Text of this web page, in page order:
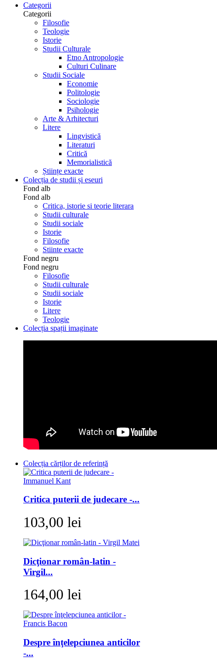
Categorii
Categorii
Filosofie
Teologie
Istorie
Studii Culturale
Etno Antropologie
Culturi Culinare
Studii Sociale
Economie
Politologie
Sociologie
Psihologie
Arte & Arhitecturi
Litere
Lingvistică
Literaturi
Critică
Memorialistică
Științe exacte
Colecția de studii și eseuri
Fond alb
Fond alb
Critica, istorie si teorie literara
Studii culturale
Studii sociale
Istorie
Filosofie
Stiinte exacte
Fond negru
Fond negru
Filosofie
Studii culturale
Studii sociale
Istorie
Litere
Teologie
Colecția spații imaginate
Colecția cărților de referință
Critica puterii de judecare -...
103,00 lei
Dicţionar român-latin -
Virgil...
164,00 lei
Despre înţelepciunea anticilor
-...